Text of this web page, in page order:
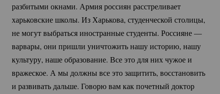
разбитыми окнами. Армия россиян расстреливает
харьковские школы. Из Харькова, студенческой столицы,
не могут выбраться иностранные студенты. Россияне —
варвары, они пришли уничтожить нашу историю, нашу
культуру, наше образование. Все это для них чужое и
вражеское. А мы должны все это защитить, восстановить
и развивать дальше. Говорю вам как почетный доктор